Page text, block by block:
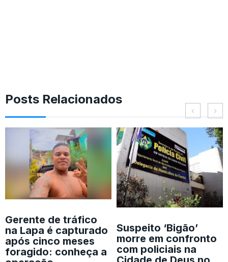
Posts Relacionados
Gerente de tráfico
na Lapa é capturado
após cinco meses
foragido: conheça a
Suspeito ‘Bigão’
morre em confronto
com policiais na